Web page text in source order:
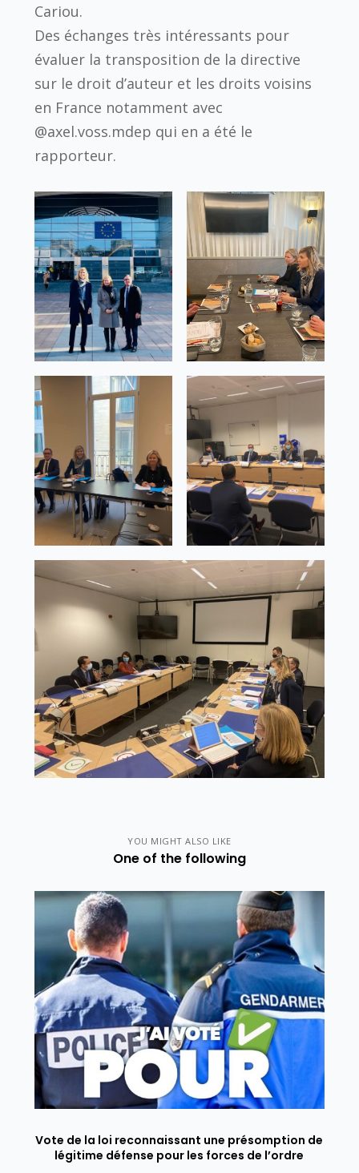
Cariou.
Des échanges très intéressants pour
évaluer la transposition de la directive
sur le droit d’auteur et les droits voisins
en France notamment avec
@axel.voss.mdep qui en a été le
rapporteur.
YOU MIGHT ALSO LIKE
One of the following
Vote de la loi reconnaissant une présomption de
légitime défense pour les forces de l’ordre